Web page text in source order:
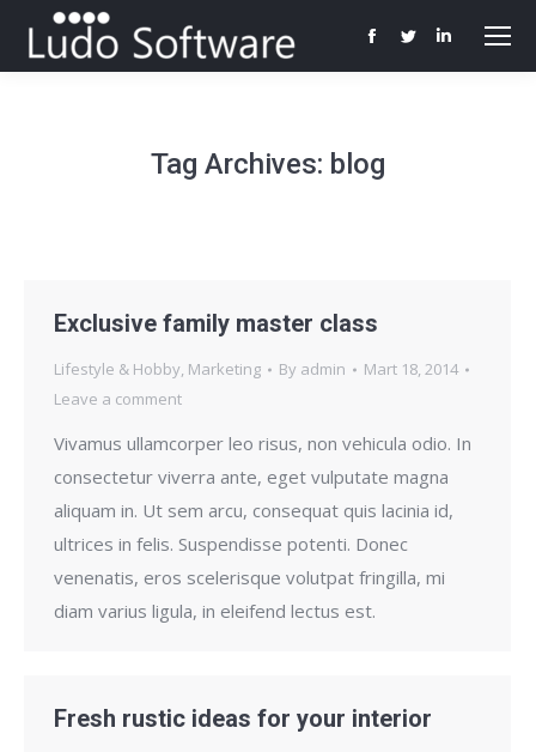
Facebook
new
TwitterLinkedin
Tag Archives: blog
Exclusive family master class
Lifestyle & Hobby, Marketing By admin
Mart 18, 2014
Leave a comment
Vivamus ullamcorper leo risus, non vehicula odio. In
consectetur viverra ante, eget vulputate magna
aliquam in. Ut sem arcu, consequat quis lacinia id,
ultrices in felis. Suspendisse potenti. Donec
venenatis, eros scelerisque volutpat fringilla, mi
diam varius ligula, in eleifend lectus est.
Fresh rustic ideas for your interior